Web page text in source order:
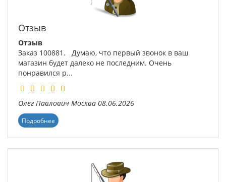
Отзыв
Отзыв
Заказ 100881. Думаю, что первый звонок в ваш
магазин будет далеко не последним. Очень
понравился р...
Олег Павлович Москва 08.06.2026
Подробнее